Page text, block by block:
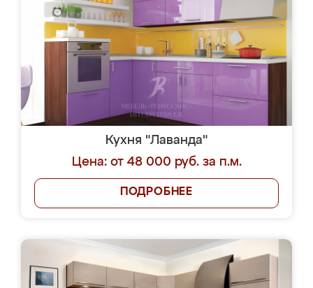
Кухня "Лаванда"
Цена: от 48 000 руб. за п.м.
ПОДРОБНЕЕ